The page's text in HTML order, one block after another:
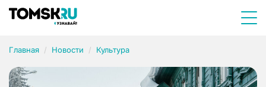
Главная Новости Культура